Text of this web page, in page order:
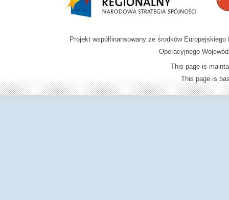
Projekt współfinansowany ze środków
Operacyjnego
This page is
This page is